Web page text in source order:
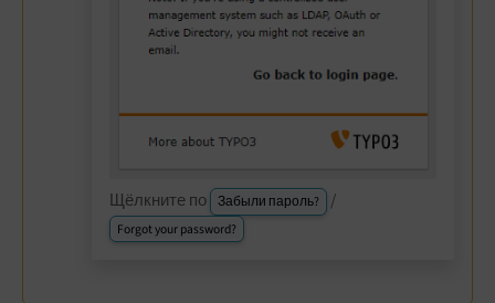
Щёлкните по Забыли пароль? /
Forgot your password?